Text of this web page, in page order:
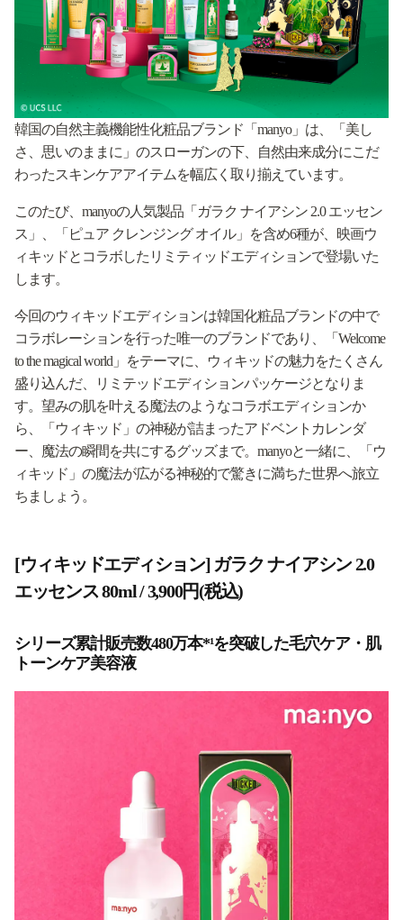
韓国の自然主義機能性化粧品ブランド「manyo」は、「美し
さ、思いのままに」のスローガンの下、自然由来成分にこだ
わったスキンケアアイテムを幅広く取り揃えています。
このたび、manyoの人気製品「ガラク ナイアシン 2.0 エッセン
ス」、「ピュア クレンジング オイル」を含め6種が、映画ウ
ィキッドとコラボしたリミティッドエディションで登場いた
します。
今回のウィキッドエディションは韓国化粧品ブランドの中で
コラボレーションを行った唯一のブランドであり、「Welcome
to the magical world」をテーマに、ウィキッドの魅力をたくさん
盛り込んだ、リミテッドエディションパッケージとなりま
す。望みの肌を叶える魔法のようなコラボエディションか
ら、「ウィキッド」の神秘が詰まったアドベントカレンダ
ー、魔法の瞬間を共にするグッズまで。manyoと一緒に、「ウ
ィキッド」の魔法が広がる神秘的で驚きに満ちた世界へ旅立
ちましょう。
[ウィキッドエディション] ガラク ナイアシン 2.0
エッセンス 80ml / 3,900円(税込)
シリーズ累計販売数480万本*¹を突破した毛穴ケア・肌
トーンケア美容液